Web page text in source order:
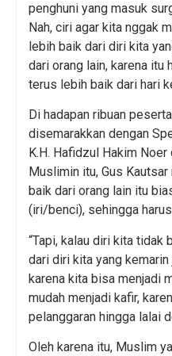
penghuni yang masuk
Nah, ciri agar kita nggak
lebih baik dari diri kita
dari orang lain, karena itu
terus lebih baik dari hari
Di hadapan ribuan
disemarakkan dengan
K.H. Hafidzul Hakim Noer
Muslimin itu, Gus
baik dari orang lain itu
(iri/benci), sehingga
“Tapi, kalau diri kita tidak
dari diri kita yang
karena kita bisa menjadi
mudah menjadi kafir,
pelanggaran hingga lalai
Oleh karena itu, Muslim